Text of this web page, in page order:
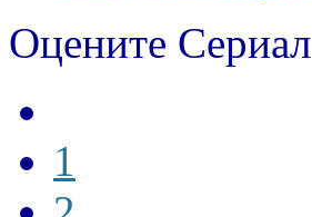
Оцените Сериал
1